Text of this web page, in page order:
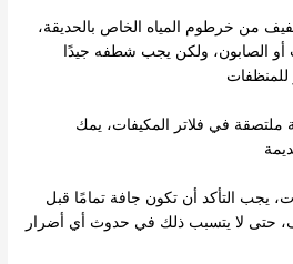
من خرطوم المياه الخاص بالحديقة،
أو الصابون، ولكن يجب شطفه جيدًا
للمنظفات
في فلاتر المكيفات، يمك
يجب التأكد أن تكون جافة تمامًا قبل
حتى لا يتسبب ذلك في حدوث أي أضرار